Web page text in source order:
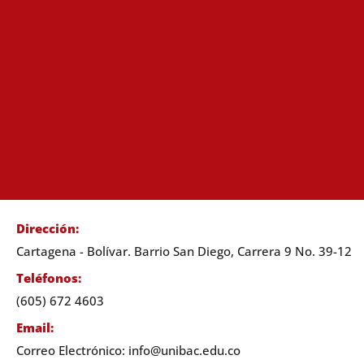
Dirección:
Cartagena - Bolívar. Barrio San Diego, Carrera 9 No. 39-12
Teléfonos:
(605) 672 4603
Email:
Correo Electrónico: info@unibac.edu.co